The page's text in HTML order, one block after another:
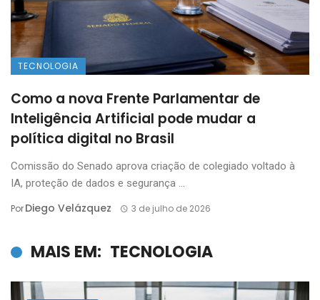
TECNOLOGIA
Como a nova Frente Parlamentar de
Inteligência Artificial pode mudar a
política digital no Brasil
Comissão do Senado aprova criação de colegiado voltado à
IA, proteção de dados e segurança ...
PorDiego Velázquez 3 de julho de 2026
MAIS EM: TECNOLOGIA